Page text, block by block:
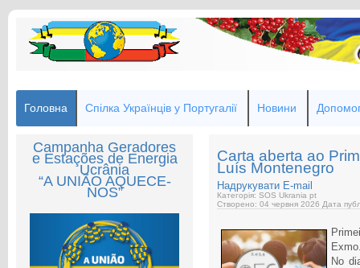
Головна Спілка Українців у Португалії Новини
Campanha Geradores
e Estações de Energia
Ucrânia
“A UNIÃO AQUECE-
NOS”
Carta aberta ao
Luís Montenegro
Надрукувати E-mail
Категорія: SOS Ukrania pt
Створено: 04 червня 2026 Дата
No